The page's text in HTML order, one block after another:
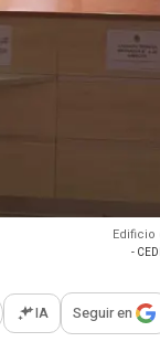
-
opciones para
IA Seguir en